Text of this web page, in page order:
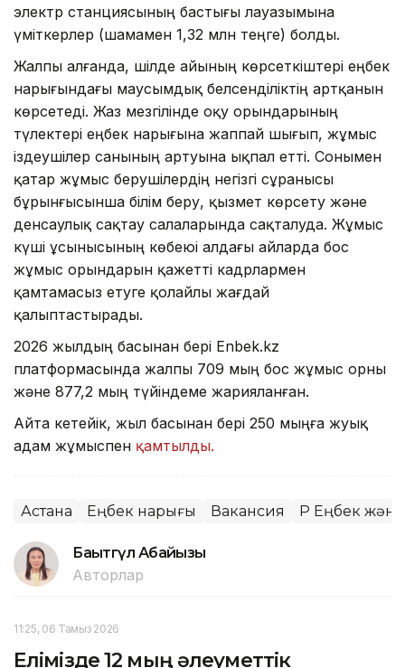
электр станциясының бастығы лауазымына
үміткерлер (шамамен 1,32 млн теңге) болды.
Жалпы алғанда, шілде айының көрсеткіштері еңбек
нарығындағы маусымдық белсенділіктің артқанын
көрсетеді. Жаз мезгілінде оқу орындарының
түлектері еңбек нарығына жаппай шығып, жұмыс
іздеушілер санының артуына ықпал етті. Сонымен
қатар жұмыс берушілердің негізгі сұранысы
бұрынғысынша білім беру, қызмет көрсету және
денсаулық сақтау салаларында сақталуда. Жұмыс
күші ұсынысының көбеюі алдағы айларда бос
жұмыс орындарын қажетті кадрлармен
қамтамасыз етуге қолайлы жағдай
қалыптастырады.
2026 жылдың басынан бері Enbek.kz
платформасында жалпы 709 мың бос жұмыс орны
және 877,2 мың түйіндеме жарияланған.
Айта кетейік, жыл басынан бері 250 мыңға жуық
адам жұмыспен қамтылды.
Астана Еңбек нарығы Вакансия ҚР Еңбек
Бақытгүл Абайқызы
Авторлар
11:25, 06 Тамыз 2026
Елімізде 12 мың әлеуметтік